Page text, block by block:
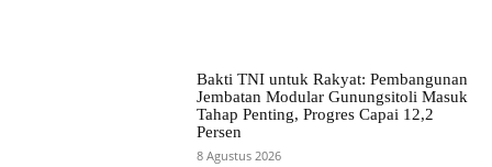
Bakti TNI untuk Rakyat: Pembangunan
Jembatan Modular Gunungsitoli Masuk
Tahap Penting, Progres Capai 12,2
Persen
8 Agustus 2026